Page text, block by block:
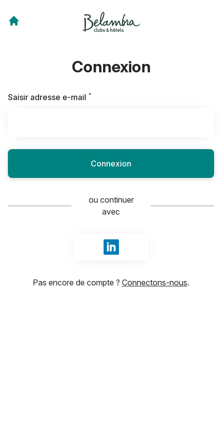
Connexion
Saisir adresse e-mail *
Connexion
ou continuer
avec
Se connecter avec LinkedIn
Pas encore de compte ? Connectons-nous.